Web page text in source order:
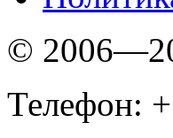
©
Телефон: